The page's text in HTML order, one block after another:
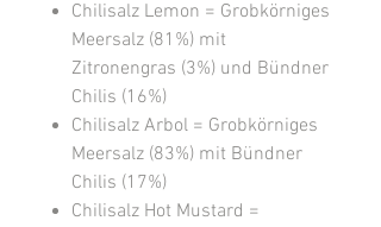
Chilisalz Lemon = Grobkörniges
Meersalz (81%) mit
Zitronengras (3%) und Bündner
Chilis (16%)
Chilisalz Arbol = Grobkörniges
Meersalz (83%) mit Bündner
Chilis (17%)
Chilisalz Hot Mustard =